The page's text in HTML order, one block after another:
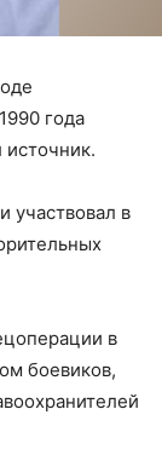
года
участвовал в
в
боевиков,